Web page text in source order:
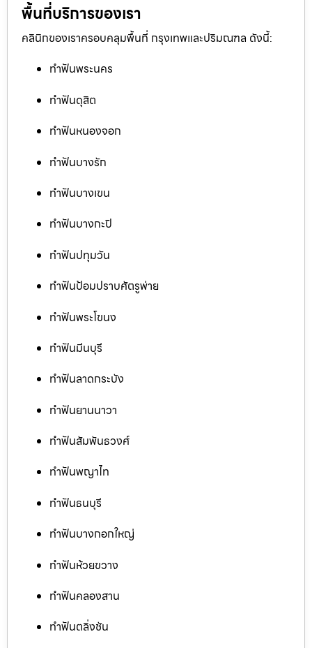
พื้นที่บริการของเรา
คลินิกของเราครอบคลุมพื้นที่ กรุงเทพและปริมณฑล ดังนี้:
ทำฟันพระนคร
ทำฟันดุสิต
ทำฟันหนองจอก
ทำฟันบางรัก
ทำฟันบางเขน
ทำฟันบางกะปิ
ทำฟันปทุมวัน
ทำฟันป้อมปราบศัตรูพ่าย
ทำฟันพระโขนง
ทำฟันมีนบุรี
ทำฟันลาดกระบัง
ทำฟันยานนาวา
ทำฟันสัมพันธวงศ์
ทำฟันพญาไท
ทำฟันธนบุรี
ทำฟันบางกอกใหญ่
ทำฟันห้วยขวาง
ทำฟันคลองสาน
ทำฟันตลิ่งชัน